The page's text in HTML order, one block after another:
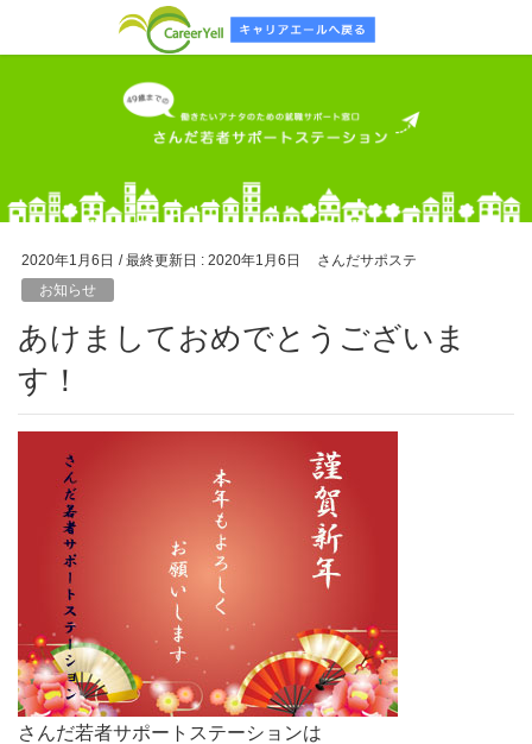
2020年1月6日 / 最終更新日 : 2020年1月6日
さんだサポステ
お知らせ
あけましておめでとうございま
す！
さんだ若者サポートステーションは